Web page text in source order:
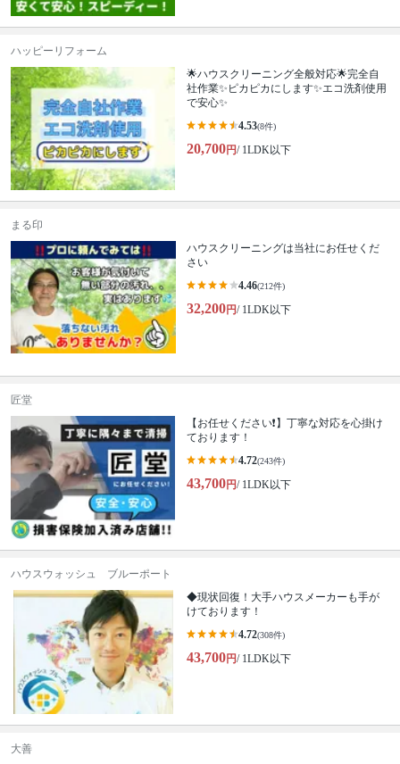
ハッピーリフォーム
🌟ハウスクリーニング全般対応🌟完全自
社作業✨️ピカピカにします✨️エコ洗剤使用
で安心✨
4.53(8件)
20,700円/ 1LDK以下
まる印
ハウスクリーニングは当社にお任せくだ
さい
4.46(212件)
32,200円/ 1LDK以下
匠堂
【お任せください❗️】丁寧な対応を心掛け
ております！
4.72(243件)
43,700円/ 1LDK以下
ハウスウォッシュ ブルーポート
◆現状回復！大手ハウスメーカーも手が
けております！
4.72(308件)
43,700円/ 1LDK以下
大善